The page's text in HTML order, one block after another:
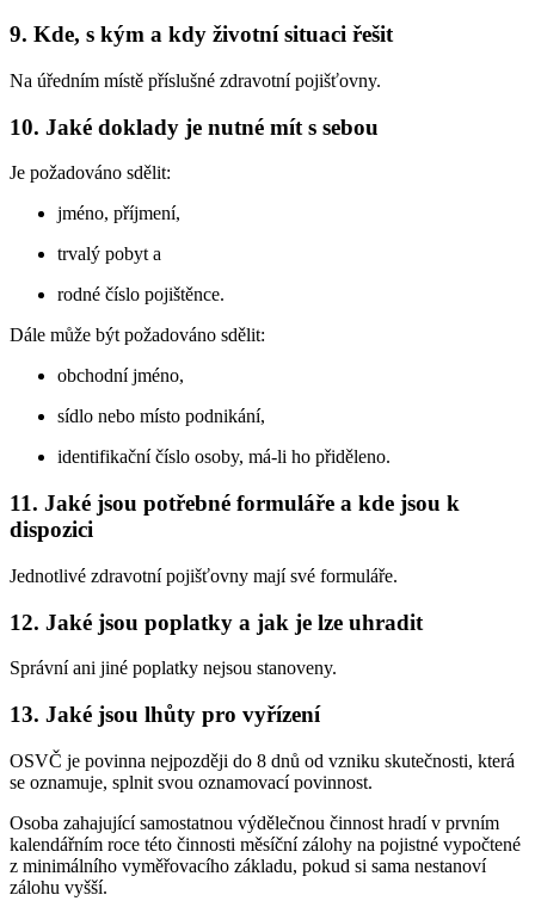
9. Kde, s kým a kdy životní situaci řešit
Na úředním místě příslušné zdravotní pojišťovny.
10. Jaké doklady je nutné mít s sebou
Je požadováno sdělit:
jméno, příjmení,
trvalý pobyt a
rodné číslo pojištěnce.
Dále může být požadováno sdělit:
obchodní jméno,
sídlo nebo místo podnikání,
identifikační číslo osoby, má-li ho přiděleno.
11. Jaké jsou potřebné formuláře a kde jsou k
dispozici
Jednotlivé zdravotní pojišťovny mají své formuláře.
12. Jaké jsou poplatky a jak je lze uhradit
Správní ani jiné poplatky nejsou stanoveny.
13. Jaké jsou lhůty pro vyřízení
OSVČ je povinna nejpozději do 8 dnů od vzniku skutečnosti, která
se oznamuje, splnit svou oznamovací povinnost.
Osoba zahajující samostatnou výdělečnou činnost hradí v prvním
kalendářním roce této činnosti měsíční zálohy na pojistné vypočtené
z minimálního vyměřovacího základu, pokud si sama nestanoví
zálohu vyšší.